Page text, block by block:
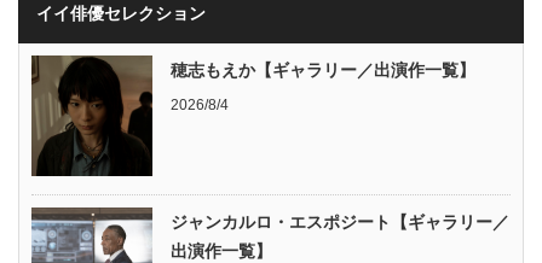
イイ俳優セレクション
穂志もえか【ギャラリー／出演作一覧】
2026/8/4
ジャンカルロ・エスポジート【ギャラリー／
出演作一覧】